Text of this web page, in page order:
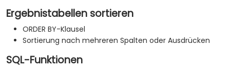
Ergebnistabellen sortieren
ORDER BY-Klausel
Sortierung nach mehreren Spalten oder Ausdrücken
SQL-Funktionen